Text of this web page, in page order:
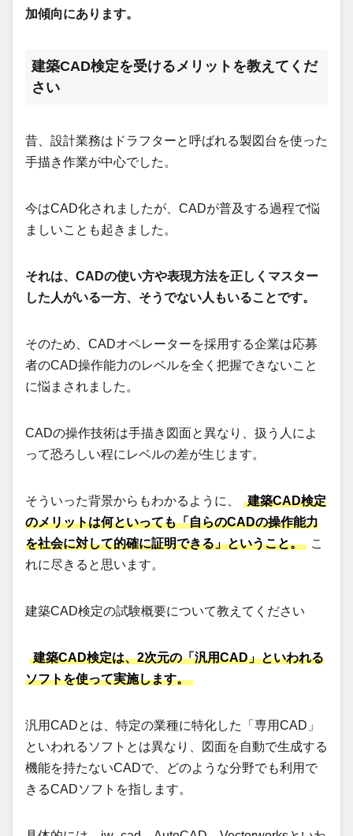
加傾向にあります。
建築CAD検定を受けるメリットを教えてくだ
さい
昔、設計業務はドラフターと呼ばれる製図台を使った
手描き作業が中心でした。
今はCAD化されましたが、CADが普及する過程で悩
ましいことも起きました。
それは、CADの使い方や表現方法を正しくマスター
した人がいる一方、そうでない人もいることです。
そのため、CADオペレーターを採用する企業は応募
者のCAD操作能力のレベルを全く把握できないこと
に悩まされました。
CADの操作技術は手描き図面と異なり、扱う人によ
って恐ろしい程にレベルの差が生じます。
そういった背景からもわかるように、
建築CAD検定
のメリットは何といっても「自らのCADの操作能力
を社会に対して的確に証明できる」ということ。
こ
れに尽きると思います。
建築CAD検定の試験概要について教えてください
建築CAD検定は、2次元の「汎用CAD」といわれる
ソフトを使って実施します。
汎用CADとは、特定の業種に特化した「専用CAD」
といわれるソフトとは異なり、図面を自動で生成する
機能を持たないCADで、どのような分野でも利用で
きるCADソフトを指します。